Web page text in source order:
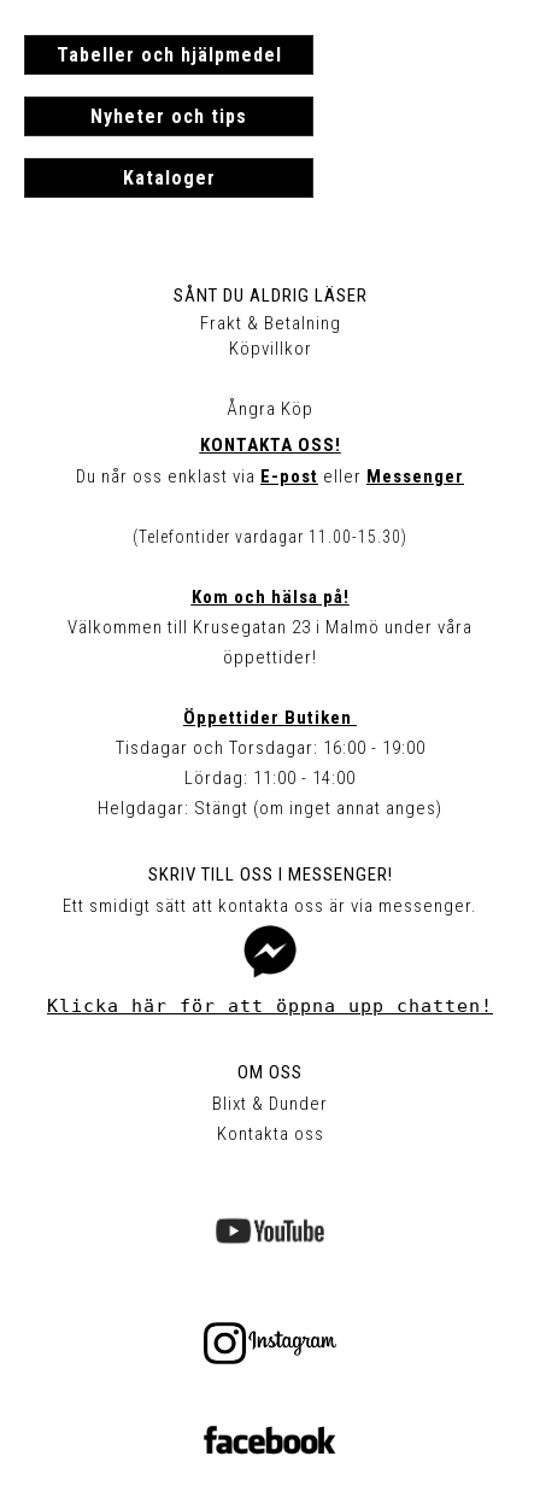
Tabeller och hjälpmedel
Nyheter och tips
Kataloger
SÅNT DU ALDRIG LÄSER
Frakt & Betalning
Köpvillkor
Ångra Köp
KONTAKTA OSS!
Du når oss enklast via E-post eller Messenger
(Telefontider vardagar 11.00-15.30)
Kom och hälsa på!
Välkommen till Krusegatan 23 i Malmö under våra
öppettider!
Öppettider Butiken
Tisdagar och Torsdagar: 16:00 - 19:00
Lördag: 11:00 - 14:00
Helgdagar: Stängt (om inget annat anges)
SKRIV TILL OSS I MESSENGER!
Ett smidigt sätt att kontakta oss är via messenger.
Klicka här för att öppna upp chatten!
OM OSS
Blixt & Dunder
Kontakta oss